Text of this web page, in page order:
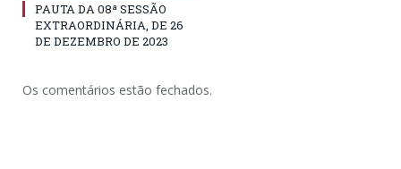
PAUTA DA 08ª SESSÃO
EXTRAORDINÁRIA, DE 26
DE DEZEMBRO DE 2023
Os comentários estão fechados.